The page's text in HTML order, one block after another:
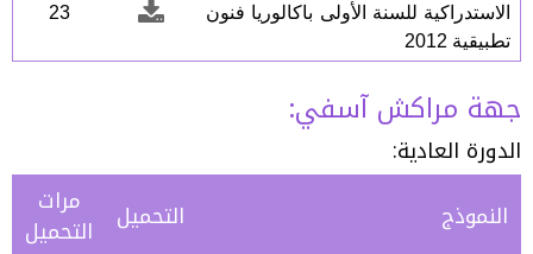
الاستدراكية للسنة الأولى باكالوريا فنون
تطبيقية 2012
23
جهة مراكش آسفي:
الدورة العادية:
النموذج
التحميل مرات
التحميل